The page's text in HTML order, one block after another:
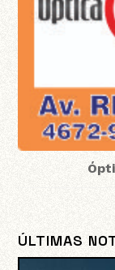
ÚLTIMAS